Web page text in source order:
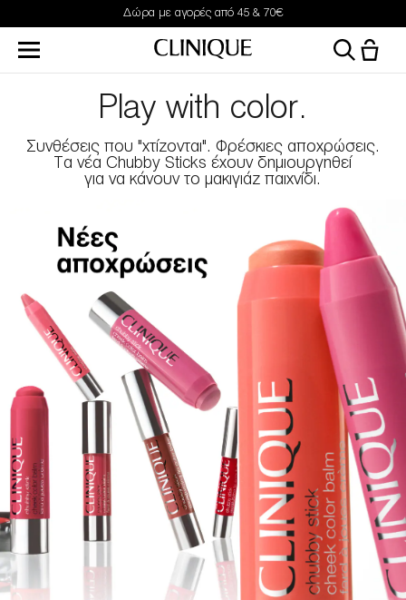
Δώρα με αγορές από 45 & 70€
Play with color.
Συνθέσεις που "χτίζονται". Φρέσκιες αποχρώσεις.
Τα νέα Chubby Sticks έχουν δημιουργηθεί
για να κάνουν το μακιγιάζ παιχνίδι.